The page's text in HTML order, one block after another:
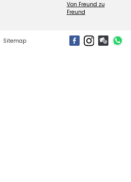
Von Freund zu
Freund
Sitemap